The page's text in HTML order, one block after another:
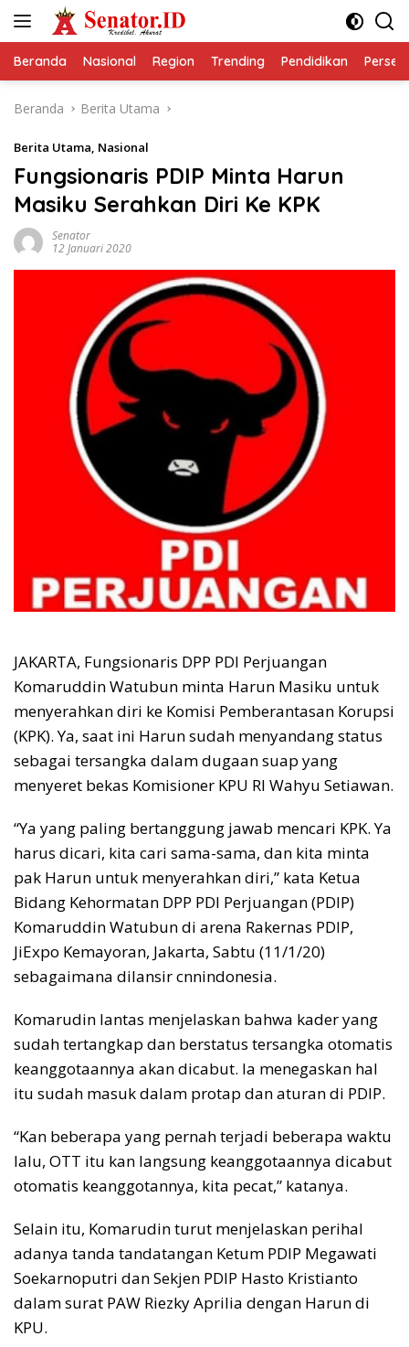
Beranda Nasional Region Trending Pendidikan
Beranda Berita Utama
Berita Utama, Nasional
Fungsionaris PDIP Minta Harun
Masiku Serahkan Diri Ke KPK
Senator
12 Januari 2020
JAKARTA, Fungsionaris DPP PDI Perjuangan
Komaruddin Watubun minta Harun Masiku untuk
menyerahkan diri ke Komisi Pemberantasan Korupsi
(KPK). Ya, saat ini Harun sudah menyandang status
sebagai tersangka dalam dugaan suap yang
menyeret bekas Komisioner KPU RI Wahyu Setiawan.
“Ya yang paling bertanggung jawab mencari KPK. Ya
harus dicari, kita cari sama-sama, dan kita minta
pak Harun untuk menyerahkan diri,” kata Ketua
Bidang Kehormatan DPP PDI Perjuangan (PDIP)
Komaruddin Watubun di arena Rakernas PDIP,
JiExpo Kemayoran, Jakarta, Sabtu (11/1/20)
sebagaimana dilansir cnnindonesia.
Komarudin lantas menjelaskan bahwa kader yang
sudah tertangkap dan berstatus tersangka otomatis
keanggotaannya akan dicabut. Ia menegaskan hal
itu sudah masuk dalam protap dan aturan di PDIP.
“Kan beberapa yang pernah terjadi beberapa waktu
lalu, OTT itu kan langsung keanggotaannya dicabut
otomatis keanggotannya, kita pecat,” katanya.
Selain itu, Komarudin turut menjelaskan perihal
adanya tanda tandatangan Ketum PDIP Megawati
Soekarnoputri dan Sekjen PDIP Hasto Kristianto
dalam surat PAW Riezky Aprilia dengan Harun di
KPU.